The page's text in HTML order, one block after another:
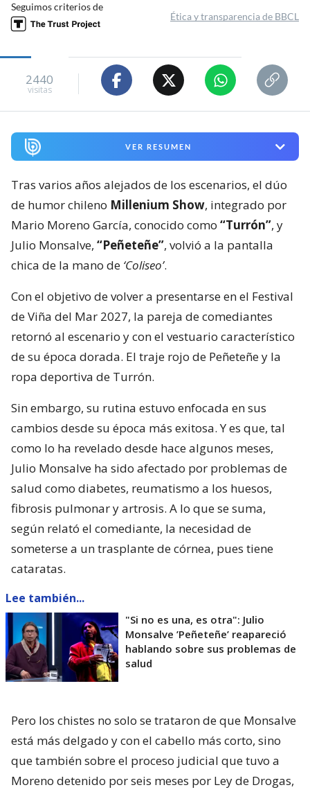
Seguimos criterios de
Ética y transparencia de BBCL
2440
visitas
VER RESUMEN
Tras varios años alejados de los escenarios, el dúo
de humor chileno Millenium Show, integrado por
Mario Moreno García, conocido como “Turrón”, y
Julio Monsalve, “Peñeteñe”, volvió a la pantalla
chica de la mano de ‘Coliseo’.
Con el objetivo de volver a presentarse en el Festival
de Viña del Mar 2027, la pareja de comediantes
retornó al escenario y con el vestuario característico
de su época dorada. El traje rojo de Peñeteñe y la
ropa deportiva de Turrón.
Sin embargo, su rutina estuvo enfocada en sus
cambios desde su época más exitosa. Y es que, tal
como lo ha revelado desde hace algunos meses,
Julio Monsalve ha sido afectado por problemas de
salud como diabetes, reumatismo a los huesos,
fibrosis pulmonar y artrosis. A lo que se suma,
según relató el comediante, la necesidad de
someterse a un trasplante de córnea, pues tiene
cataratas.
Lee también...
"Si no es una, es otra": Julio
Monsalve ’Peñeteñe’ reapareció
hablando sobre sus problemas de
salud
Pero los chistes no solo se trataron de que Monsalve
está más delgado y con el cabello más corto, sino
que también sobre el proceso judicial que tuvo a
Moreno detenido por seis meses por Ley de Drogas,